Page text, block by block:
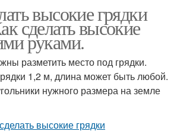
Высокая грядка
Грядки из дерева
высокие грядки
сделать высокие
руками.
разметить место под грядки.
1,2 м, длина может быть любой.
нужного размера на земле